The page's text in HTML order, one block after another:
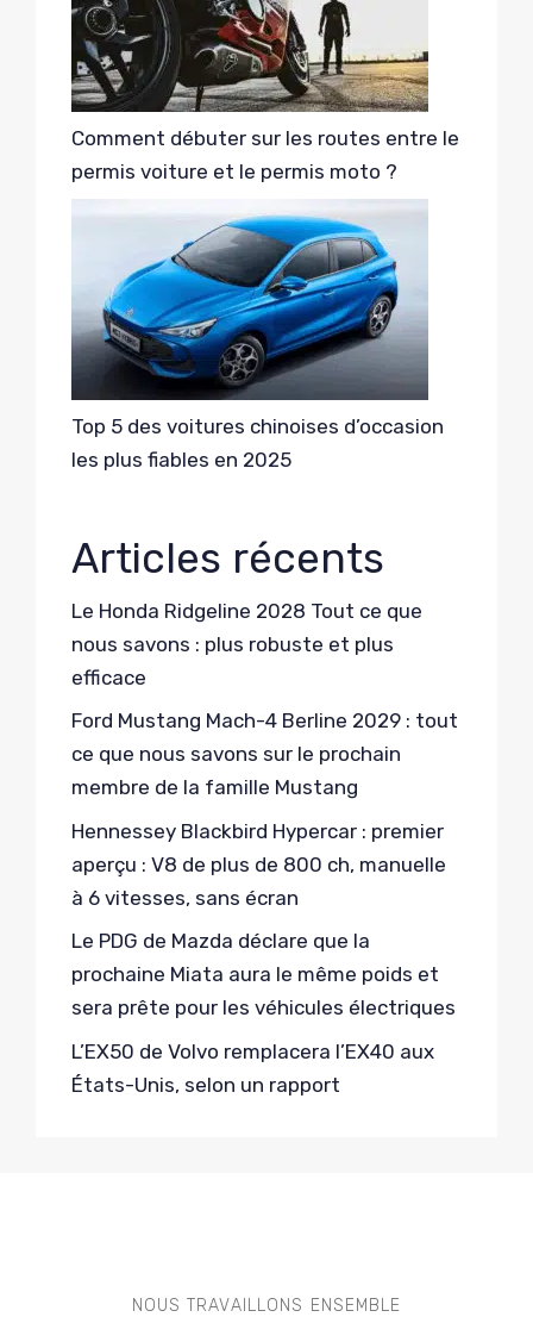
Comment débuter sur les routes entre le
permis voiture et le permis moto ?
Top 5 des voitures chinoises d’occasion
les plus fiables en 2025
Articles récents
Le Honda Ridgeline 2028 Tout ce que
nous savons : plus robuste et plus
efficace
Ford Mustang Mach-4 Berline 2029 : tout
ce que nous savons sur le prochain
membre de la famille Mustang
Hennessey Blackbird Hypercar : premier
aperçu : V8 de plus de 800 ch, manuelle
à 6 vitesses, sans écran
Le PDG de Mazda déclare que la
prochaine Miata aura le même poids et
sera prête pour les véhicules électriques
L’EX50 de Volvo remplacera l’EX40 aux
États-Unis, selon un rapport
NOUS TRAVAILLONS ENSEMBLE